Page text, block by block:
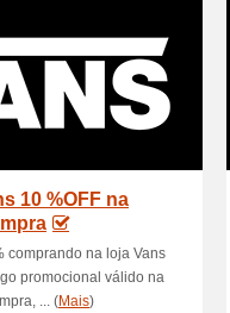
10 %OFF na
comprando na loja Vans
promocional válido na
... (Mais)